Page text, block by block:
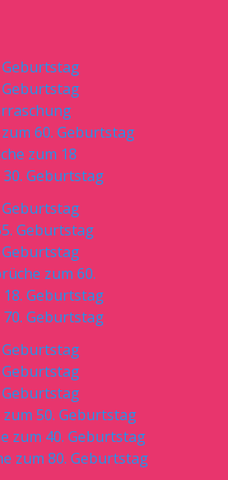
Geburtstag
Geburtstag
60. Geburtstag
zum 18
Geburtstag
Geburtstag
Geburtstag
Geburtstag
zum 60.
Geburtstag
Geburtstag
Geburtstag
Geburtstag
Geburtstag
50. Geburtstag
zum 40. Geburtstag
zum 80. Geburtstag